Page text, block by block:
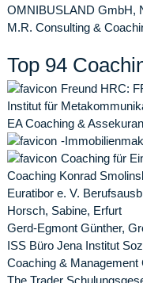
OMNIBUSLAND GmbH,
M.R. Consulting &
Top 94
Freund HRC:
Institut für
EA Coaching &
-
Coaching für
Coaching Konrad
Euratibor e. V.
Horsch, Sabine, Erfurt
Gerd-Egmont Günther,
ISS Büro Jena Institut
Coaching & Management
The Trader